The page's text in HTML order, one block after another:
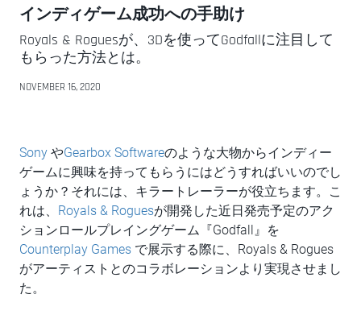
インディゲーム成功への手助け
Royals & Roguesが、3Dを使ってGodfallに注目して
もらった方法とは。
NOVEMBER 16, 2020
Sony やGearbox Softwareのような大物からインディー
ゲームに興味を持ってもらうにはどうすればいいのでし
ょうか？それには、キラートレーラーが役立ちます。こ
れは、 Royals & Roguesが開発した近日発売予定のアク
ションロールプレイングゲーム『Godfall』を
Counterplay Games で展示する際に、Royals & Rogues
がアーティストとのコラボレーションより実現させまし
た。